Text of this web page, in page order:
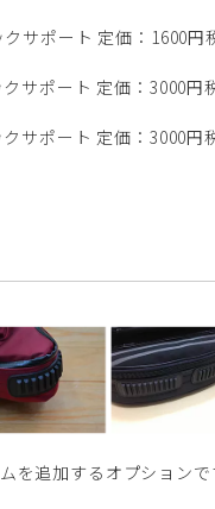
サポート 定価：1600円
サポート 定価：3000円
サポート 定価：3000円
を追加するオプションで